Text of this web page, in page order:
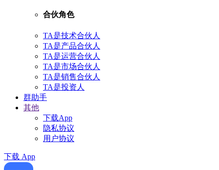
合伙角色
TA是技术合伙人
TA是产品合伙人
TA是运营合伙人
TA是市场合伙人
TA是销售合伙人
TA是投资人
群助手
其他
下载App
隐私协议
用户协议
下载 App